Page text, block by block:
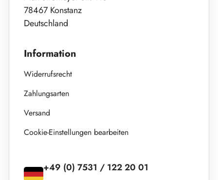
78467 Konstanz
Deutschland
Information
Widerrufsrecht
Zahlungsarten
Versand
Cookie-Einstellungen bearbeiten
+49 (0) 7531 / 122 20 01